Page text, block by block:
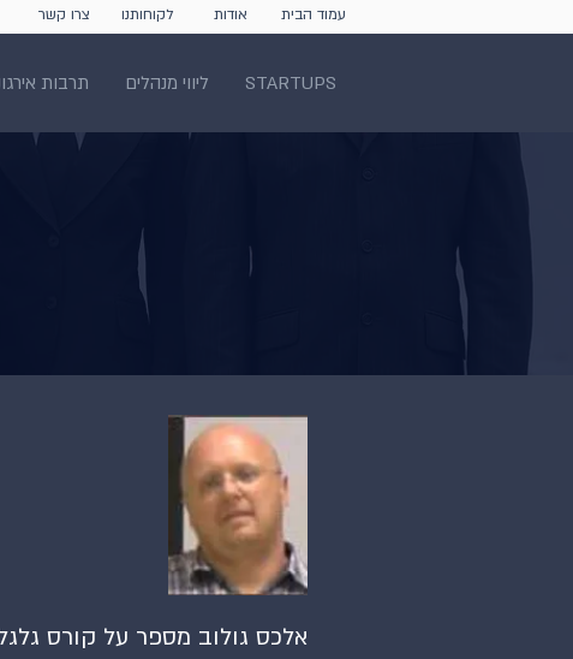
צרו קשר לקוחותנו אודות עמוד הבית
STARTUPS ליווי מנהלים תרבות
אלכס גולוב מספר על קורס גלגל